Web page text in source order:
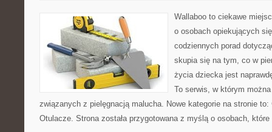
Wallaboo to ciekawe
o osobach opiekujących
codziennych porad
skupia się na tym, co w
życia dziecka jest
To serwis, w którym
związanych z pielęgnacją malucha. Nowe kategorie na stronie
Otulacze. Strona została przygotowana z myślą o osobach,